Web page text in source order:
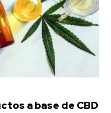
a base de CBD